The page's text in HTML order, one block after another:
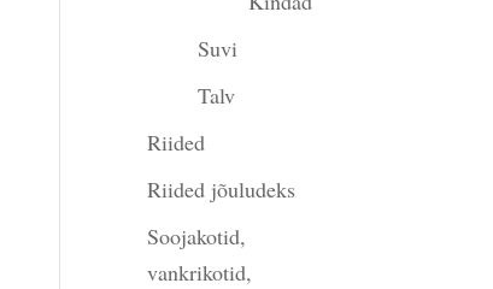
Suvi
Talv
Riided
Riided jõuludeks
Soojakotid,
vankrikotid,